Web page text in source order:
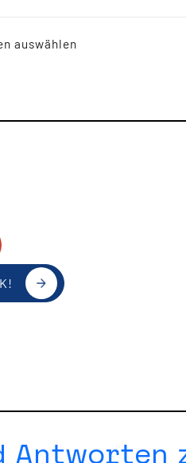
auswählen
Antworten